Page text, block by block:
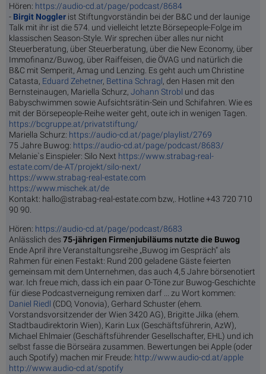
Hören: https://audio-cd.at/page/podcast/8684
- Birgit Noggler ist Stiftungvorständin bei der B&C und der launige
Talk mit ihr ist die 574. und vielleicht letzte Börsepeople-Folge im
klassischen Season-Style. Wir sprechen über alles nur nicht
Steuerberatung, über Steuerberatung, über die New Economy, über
Immofinanz/Buwog, über Raiffeisen, die ÖVAG und natürlich die
B&C mit Semperit, Amag und Lenzing. Es geht auch um Christine
Catasta, Eduard Zehetner, Bettina Schragl, den Hasen mit den
Bernsteinaugen, Mariella Schurz, Johann Strobl und das
Babyschwimmen sowie Aufsichtsrätin-Sein und Schifahren. Wie es
mit der Börsepeople-Reihe weiter geht, oute ich in wenigen Tagen.
https://bcgruppe.at/privatstiftung/
Mariella Schurz: https://audio-cd.at/page/playlist/2769
75 Jahre Buwog: https://audio-cd.at/page/podcast/8683/
Melanie`s Einspieler: Silo Next https://www.strabag-real-
estate.com/de-AT/projekt/silo-next/
https://www.strabag-real-estate.com
https://www.mischek.at/de
Kontakt: hallo@strabag-real-estate.com bzw,. Hotline +43 720 710
90 90.
Hören: https://audio-cd.at/page/podcast/8683
Anlässlich des75-jährigen Firmenjubiläums nutzte die Buwog
Ende April ihre Veranstaltungsreihe „Buwog im Gespräch“ als
Rahmen für einen Festakt: Rund 200 geladene Gäste feierten
gemeinsam mit dem Unternehmen, das auch 4,5 Jahre börsenotiert
war. Ich freue mich, dass ich ein paar O-Töne zur Buwog-Geschichte
für diese Podcastverneigung remixen darf ... zu Wort kommen:
Daniel Riedl (CDO, Vonovia), Gerhard Schuster (ehem.
Vorstandsvorsitzender der Wien 3420 AG), Brigitte Jilka (ehem.
Stadtbaudirektorin Wien), Karin Lux (Geschäftsführerin, AzW),
Michael Ehlmaier (Geschäftsführender Gesellschafter, EHL) und ich
selbst fasse die Börseära zusammen. Bewertungen bei Apple (oder
auch Spotify) machen mir Freude: http://www.audio-cd.at/apple
http://www.audio-cd.at/spotify